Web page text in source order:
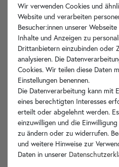
Artikelbeschreibung
Hersteller-Info
Ihre
Wir verwenden Cookies und
Website und verarbeiten
Besucher:innen unserer
Inhalte und Anzeigen zu
Drittanbietern einzubinden oder
analysieren. Die
Cookies. Wir teilen diese Daten
Einstellungen benennen.
Die Datenverarbeitung kann mit
eines berechtigten Interesses
erteilt oder abgelehnt werden.
einzuwilligen und die
zu ändern oder zu widerrufen.
und weitere Hinweise zur
Daten in unserer